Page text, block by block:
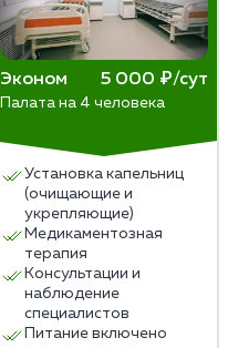
Эконом 5 000 ₽/сут
Палата на 4 человека
Установка капельниц
(очищающие и
укрепляющие)
Медикаментозная
терапия
Консультации и
наблюдение
специалистов
Питание включено